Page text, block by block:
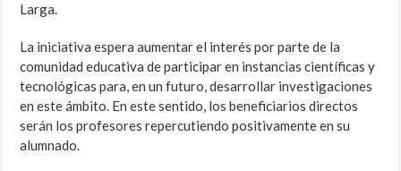
Larga.
La iniciativa espera aumentar el interés por parte de la
comunidad educativa de participar en instancias científicas y
tecnológicas para, en un futuro, desarrollar investigaciones
en este ámbito. En este sentido, los beneficiarios directos
serán los profesores repercutiendo positivamente en su
alumnado.